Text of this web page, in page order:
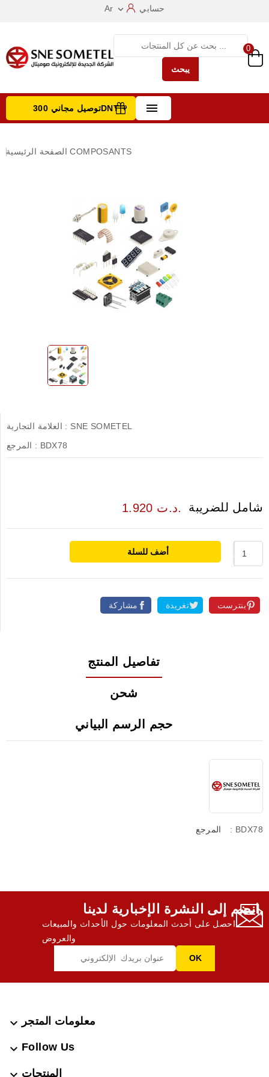
Ar  حسابي
يبحث
0
 توصيل مجاني 300DNT +
الصفحة الرئيسية COMPOSANTS
العلامة التجارية : SNE SOMETEL
المرجع : BDX78
1.920 د.ت. شامل للضريبة
أضف للسلة
مشاركة تغريدة بنترست
تفاصيل المنتج
شحن
حجم الرسم البياني
المرجع : BDX78
انضم إلى النشرة الإخبارية لدينا,
احصل على أحدث المعلومات حول الأحداث والمبيعات
والعروض
معلومات المتجر 
Follow Us

المنتجات